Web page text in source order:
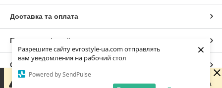
Разрешите сайту evrostyle-ua.com отправлять
вам уведомления на рабочий стол
Powered by SendPulse
×
Доставка та оплата
Повна версія сайту
Сайт створено на маркетплейсі
Шановні покупці! Ми працюємо виключно онлайн —
фізичного магазину немає. Оформлюйте замовлення на